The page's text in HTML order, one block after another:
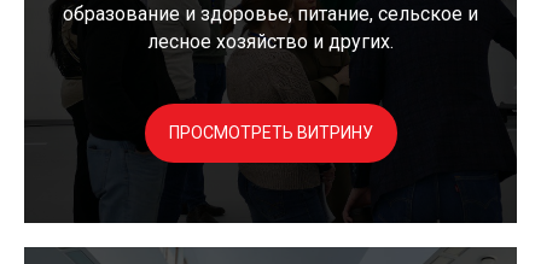
образование и здоровье, питание, сельское и
лесное хозяйство и других.
ПРОСМОТРЕТЬ ВИТРИНУ